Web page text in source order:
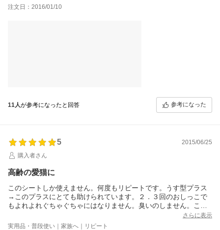
注文日：2016/01/10
11人が参考になったと回答 参考になった
5
2015/06/25
購入者さん
高齢の愛猫に
このシートしか使えません。何度もリピートです。うす型プラス
→このプラスにとても助けられています。２．３回のおしっこで
もよれよれぐちゃぐちゃにはなりません。臭いのしません。こち
らのショップさんしか使えません。ありがとうございます。これ
からの宜しくお願いします。
さらに表示
実用品・普段使い｜家族へ｜リピート